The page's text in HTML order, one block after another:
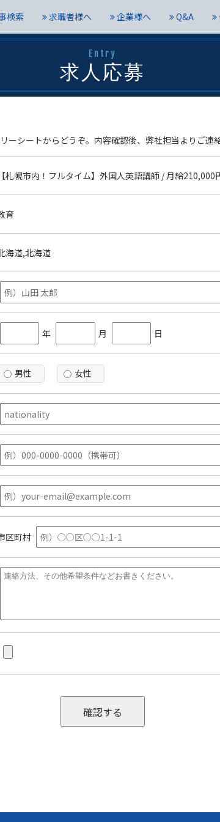
検索 求職者様へ 企業様へ Q&A
Entry
求人応募
シートからどうぞ。内容確認後、弊社担当よりご連
【札幌市内！フルタイム】外国人英語講師 / 月給
育
海道,北海道
年 月 日
男性 女性
区町村